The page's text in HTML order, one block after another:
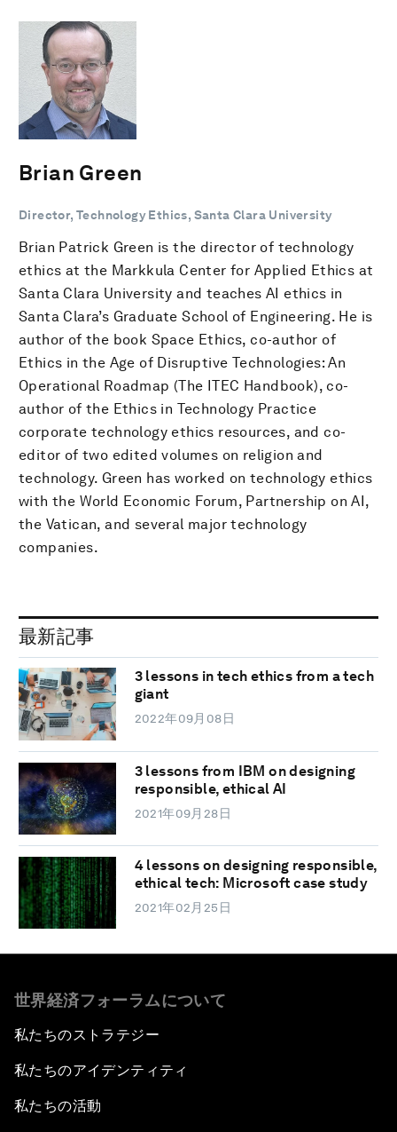
Brian Green
Director, Technology Ethics, Santa Clara University
Brian Patrick Green is the director of technology
ethics at the Markkula Center for Applied Ethics at
Santa Clara University and teaches AI ethics in
Santa Clara’s Graduate School of Engineering. He is
author of the book Space Ethics, co-author of
Ethics in the Age of Disruptive Technologies: An
Operational Roadmap (The ITEC Handbook), co-
author of the Ethics in Technology Practice
corporate technology ethics resources, and co-
editor of two edited volumes on religion and
technology. Green has worked on technology ethics
with the World Economic Forum, Partnership on AI,
the Vatican, and several major technology
companies.
最新記事
3 lessons in tech ethics from a tech
giant
2022年09月08日
3 lessons from IBM on designing
responsible, ethical AI
2021年09月28日
4 lessons on designing responsible,
ethical tech: Microsoft case study
2021年02月25日
世界経済フォーラムについて
私たちのストラテジー
私たちのアイデンティティ
私たちの活動